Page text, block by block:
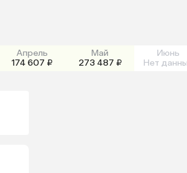
Апрель
174 607 ₽
Май
273 487 ₽
Июнь
Нет